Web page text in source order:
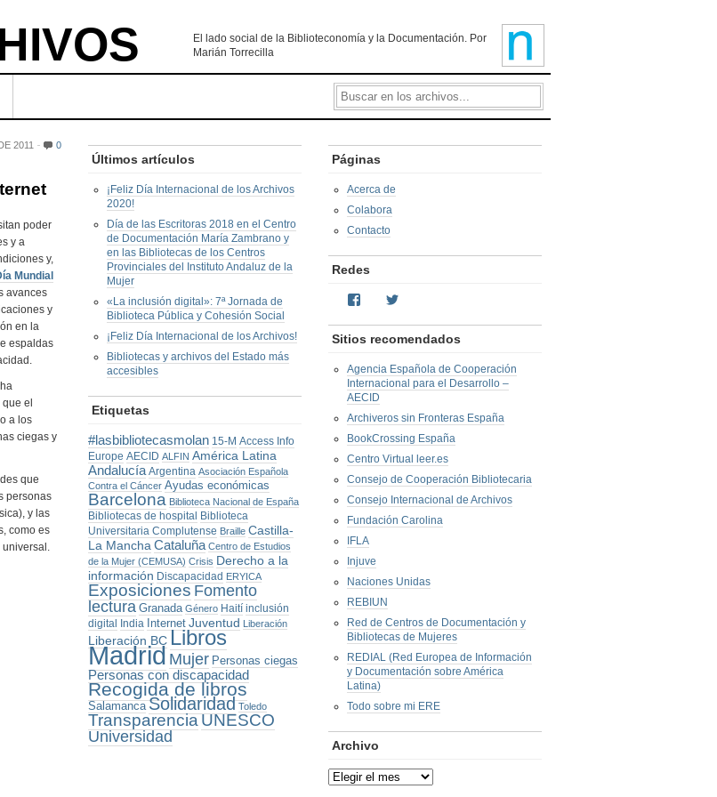
El lado social de la Biblioteconomía y la Documentación. Por
Marián Torrecilla
2011 0
poder
y a
y,
Mundial
avances
y
en la
espaldas
el
a los
ciegas y
que
personas
y las
como es
universal.
Últimos artículos
¡Feliz Día Internacional de los Archivos
2020!
Día de las Escritoras 2018 en el Centro
de Documentación María Zambrano y
en las Bibliotecas de los Centros
Provinciales del Instituto Andaluz de la
Mujer
«La inclusión digital»: 7ª Jornada de
Biblioteca Pública y Cohesión Social
¡Feliz Día Internacional de los Archivos!
Bibliotecas y archivos del Estado más
accesibles
Etiquetas
#lasbibliotecasmolan 15-M Access Info
Europe AECID ALFIN América Latina
Andalucía Argentina Asociación Española
Contra el Cáncer Ayudas económicas
Barcelona Biblioteca Nacional de España
Bibliotecas de hospital Biblioteca
Universitaria Complutense Braille Castilla-
La Mancha Cataluña Centro de Estudios
de la Mujer (CEMUSA) Crisis Derecho a la
información Discapacidad ERYICA
Exposiciones Fomento
lectura Granada Género Haití inclusión
digital
India Internet Juventud Liberación
Liberación BCLibros
Madrid Mujer Personas ciegas
Personas con discapacidad
Recogida de libros
Salamanca Solidaridad Toledo
TransparenciaUNESCO
Universidad
Páginas
Acerca de
Colabora
Contacto
Redes
Facebook
Sitios recomendados
Agencia Española de Cooperación
Internacional para el Desarrollo –
AECID
Archiveros sin Fronteras España
BookCrossing España
Centro Virtual leer.es
Consejo de Cooperación Bibliotecaria
Consejo Internacional de Archivos
Fundación Carolina
IFLA
Injuve
Naciones Unidas
REBIUN
Red de Centros de Documentación y
Bibliotecas de Mujeres
REDIAL (Red Europea de Información
y Documentación sobre América
Latina)
Todo sobre mi ERE
Archivo
Archivo